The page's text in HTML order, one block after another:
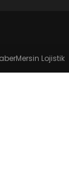
Mersin Lojistik